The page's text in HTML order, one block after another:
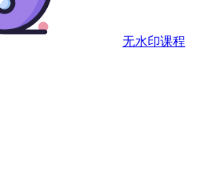
无水印课程